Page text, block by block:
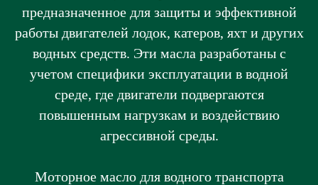
предназначенное для защиты и эффективной
работы двигателей лодок, катеров, яхт и других
водных средств. Эти масла разработаны с
учетом специфики эксплуатации в водной
среде, где двигатели подвергаются
повышенным нагрузкам и воздействию
агрессивной среды.
Моторное масло для водного транспорта